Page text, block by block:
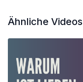
Ähnliche Videos